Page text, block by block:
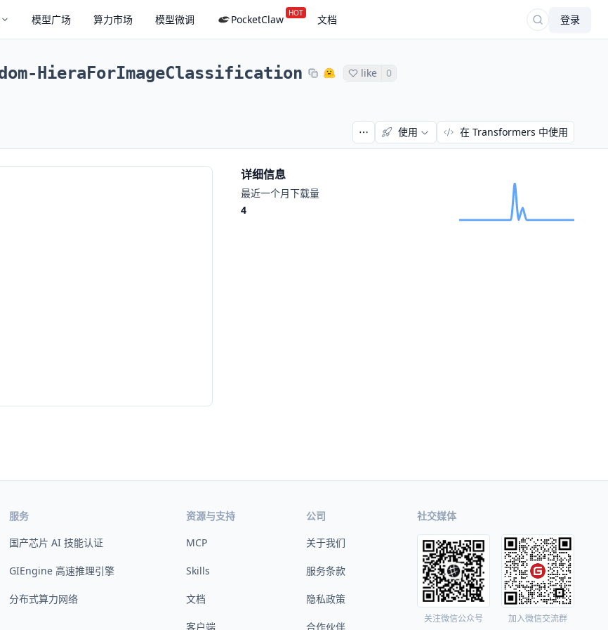
模型广场 算力市场 模型微调 PocketClaw HOT 文档 登录
HieraForImageClassification like 0
使用 在 Transformers 中使用
详细信息
最近一个月下载量
4
服务
国产芯片 AI 技能认证
GIEngine 高速推理引擎
分布式算力网络
资源与支持
MCP
Skills
文档
客户端
公司
关于我们
服务条款
隐私政策
合作伙伴
社交媒体
关注微信公众号 加入微信交流群